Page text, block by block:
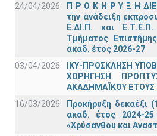
24/04/2026
Π Ρ Ο Κ Η Ρ Υ Ξ Η
την ανάδειξη
Ε.ΔΙ.Π. και
Τμήματος
ακαδ. έτος 2026-27
03/04/2026
ΙΚΥ-ΠΡΟΣΚΛΗΣΗ
ΧΟΡΗΓΗΣΗ
ΑΚΑΔΗΜΑΪΚΟΥ ΕΤΟΥΣ
16/03/2026
Προκήρυξη δεκαέξι
ακαδ. έτος 2024-
«Χρύσανθου και